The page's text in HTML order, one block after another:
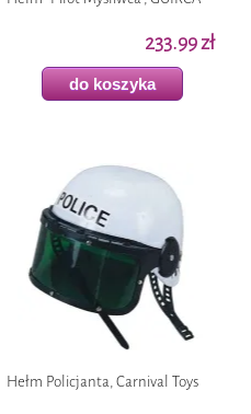
233.99 zł
do koszyka
Hełm Policjanta, Carnival Toys